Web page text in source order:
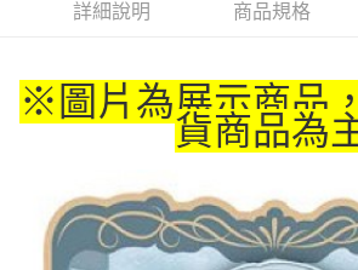
7-11取貨付款
付款後7-11取貨
每筆NT$65，滿NT$1,300(含以上)免運費
每筆NT$100，滿NT$1,300(含以上)免運費
宅配-離島(澎湖/金門/馬祖)-木棉花樂園專用
詳細說明 商品規格
※圖片為展示商品
貨商品為